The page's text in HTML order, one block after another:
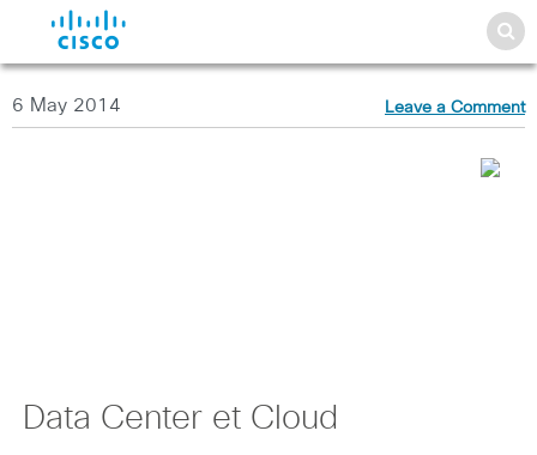
6 May 2014 Leave a Comment
Data Center et Cloud